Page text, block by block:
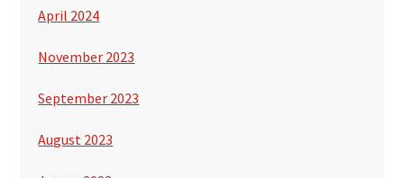
April 2024
November 2023
September 2023
August 2023